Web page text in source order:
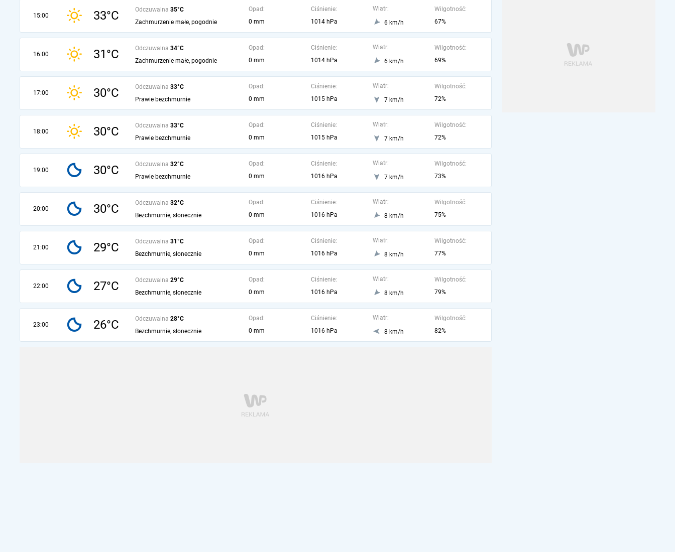
15:00 33°C Odczuwalna 35°C
Zachmurzenie małe, pogodnie
Opad:
0 mm
Ciśnienie:
1014 hPa
Wiatr:
6 km/h
Wilgotność:
67%
16:00 31°C Odczuwalna 34°C
Zachmurzenie małe, pogodnie
Opad:
0 mm
Ciśnienie:
1014 hPa
Wiatr:
6 km/h
Wilgotność:
69%
17:00 30°C Odczuwalna 33°C
Prawie bezchmurnie
Opad:
0 mm
Ciśnienie:
1015 hPa
Wiatr:
7 km/h
Wilgotność:
72%
18:00 30°C Odczuwalna 33°C
Prawie bezchmurnie
Opad:
0 mm
Ciśnienie:
1015 hPa
Wiatr:
7 km/h
Wilgotność:
72%
19:00 30°C Odczuwalna 32°C
Prawie bezchmurnie
Opad:
0 mm
Ciśnienie:
1016 hPa
Wiatr:
7 km/h
Wilgotność:
73%
20:00 30°C Odczuwalna 32°C
Bezchmurnie, słonecznie
Opad:
0 mm
Ciśnienie:
1016 hPa
Wiatr:
8 km/h
Wilgotność:
75%
21:00 29°C Odczuwalna 31°C
Bezchmurnie, słonecznie
Opad:
0 mm
Ciśnienie:
1016 hPa
Wiatr:
8 km/h
Wilgotność:
77%
22:00 27°C Odczuwalna 29°C
Bezchmurnie, słonecznie
Opad:
0 mm
Ciśnienie:
1016 hPa
Wiatr:
8 km/h
Wilgotność:
79%
23:00 26°C Odczuwalna 28°C
Bezchmurnie, słonecznie
Opad:
0 mm
Ciśnienie:
1016 hPa
Wiatr:
8 km/h
Wilgotność:
82%